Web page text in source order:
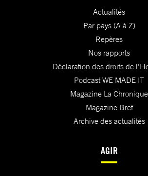
Actualités
Par pays (A à Z)
Repères
Nos rapports
Déclaration des droits de
Podcast WE MADE IT
Magazine La Chronique
Magazine Bref
Archive des actualités
AGIR